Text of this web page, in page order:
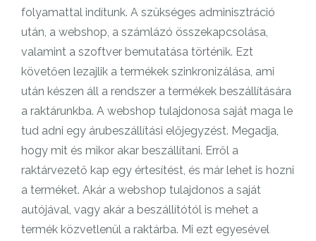
folyamattal indítunk. A szükséges adminisztráció
után, a webshop, a számlázó összekapcsolása,
valamint a szoftver bemutatása történik. Ezt
követően lezajlik a termékek szinkronizálása, ami
után készen áll a rendszer a termékek beszállítására
a raktárunkba. A webshop tulajdonosa saját maga le
tud adni egy árubeszállítási előjegyzést. Megadja,
hogy mit és mikor akar beszállítani. Erről a
raktárvezető kap egy értesítést, és már lehet is hozni
a terméket. Akár a webshop tulajdonos a saját
autójával, vagy akár a beszállítótól is mehet a
termék közvetlenül a raktárba. Mi ezt egyesével